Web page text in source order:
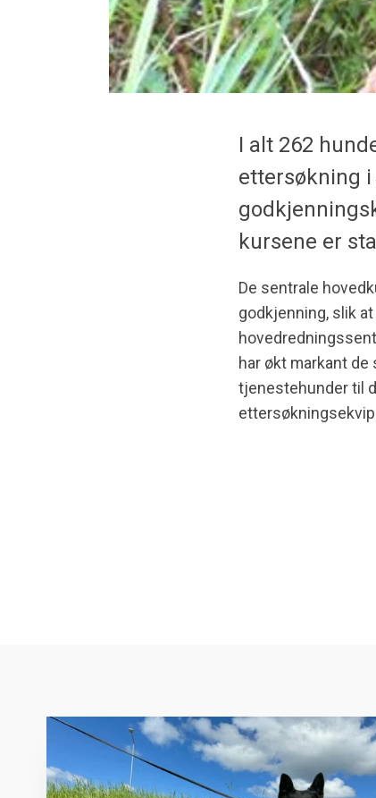
I alt 262
ettersøkning
kursene er
De sentrale
godkjenning, slik
har økt markant
tjenestehunder til